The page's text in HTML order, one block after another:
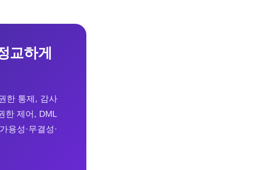
교하게
한 통제, 감사
한 제어, DML
용성·무결성·